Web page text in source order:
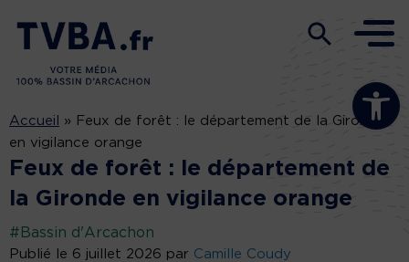
Ouvrir la
Accueil » Feux de forêt : le département de la Gironde
en vigilance orange
Feux de forêt : le département de
la Gironde en vigilance orange
#Bassin d'Arcachon
Publié le 6 juillet 2026 par Camille Coudy